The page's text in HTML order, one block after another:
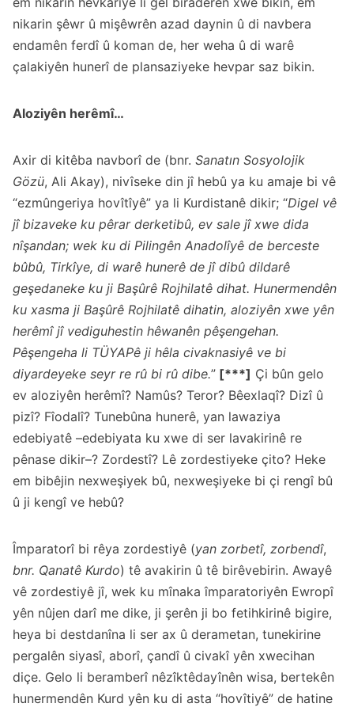
nikarin şêwr û mişêwrên azad daynin û di navbera
endamên ferdî û koman de, her weha û di warê
çalakiyên hunerî de plansaziyeke hevpar saz bikin.
Aloziyên herêmî…
Axir di kitêba navborî de (bnr. Sanatın Sosyolojik
Gözü, Ali Akay), nivîseke din jî hebû ya ku amaje bi vê
“ezmûngeriya hovîtîyê” ya li Kurdistanê dikir; “Digel vê
jî bizaveke ku pêrar derketibû, ev sale jî xwe dida
nîşandan; wek ku di Pilingên Anadolîyê de berceste
bûbû, Tirkîye, di warê hunerê de jî dibû dildarê
geşedaneke ku ji Başûrê Rojhilatê dihat. Hunermendên
ku xasma ji Başûrê Rojhilatê dihatin, aloziyên xwe yên
herêmî jî vediguhestin hêwanên pêşengehan.
Pêşengeha li TÜYAPê ji hêla civaknasiyê ve bi
diyardeyeke seyr re rû bi rû dibe.” [***] Çi bûn gelo
ev aloziyên herêmî? Namûs? Teror? Bêexlaqî? Dizî û
pizî? Fîodalî? Tunebûna hunerê, yan lawaziya
edebiyatê –edebiyata ku xwe di ser lavakirinê re
pênase dikir–? Zordestî? Lê zordestiyeke çito? Heke
em bibêjin nexweşiyek bû, nexweşiyeke bi çi rengî bû
û ji kengî ve hebû?
Împaratorî bi rêya zordestiyê (yan zorbetî, zorbendî,
bnr. Qanatê Kurdo) tê avakirin û tê birêvebirin. Awayê
vê zordestiyê jî, wek ku mînaka împaratoriyên Ewropî
yên nûjen darî me dike, ji şerên ji bo fetihkirinê bigire,
heya bi destdanîna li ser ax û derametan, tunekirine
pergalên siyasî, aborî, çandî û civakî yên xwecihan
diçe. Gelo li beramberî nêzîktêdayînên wisa, bertekên
hunermendên Kurd yên ku di asta “hovîtiyê” de hatine